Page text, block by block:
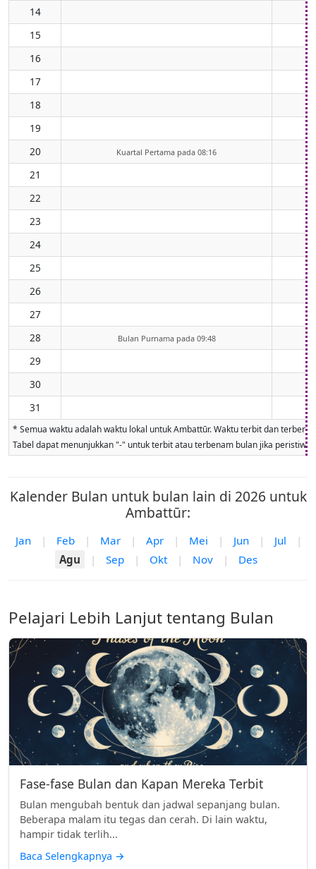
14
15
16
17
18
19
20
Kuartal Pertama pada 08:16
21
22
23
24
25
26
27
28
Bulan Purnama pada 09:48
29
30
31
* Semua waktu adalah waktu lokal untuk Ambattūr. Waktu terbit dan
Tabel dapat menunjukkan "-" untuk terbit atau terbenam bulan jika
Kalender Bulan untuk bulan lain di 2026 untuk
Ambattūr:
Jan | Feb | Mar | Apr | Mei | Jun | Jul
|
Agu
| Sep | Okt | Nov | Des
Pelajari Lebih Lanjut tentang Bulan
Fase-fase Bulan dan Kapan Mereka Terbit
Bulan mengubah bentuk dan jadwal sepanjang bulan.
Beberapa malam itu tegas dan cerah. Di lain waktu,
hampir tidak terlih...
Baca Selengkapnya →